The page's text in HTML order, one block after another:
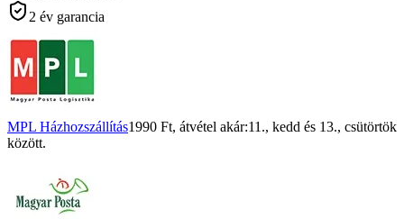
2 év garancia
MPL Házhozszállítás1990 Ft, átvétel akár:11., kedd és 13., csütörtök
között.